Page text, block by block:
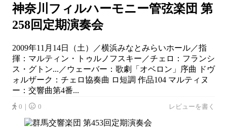
神奈川フィルハーモニー管弦楽団 第
258回定期演奏会
2009年11月14日（土）／横浜みなとみらいホール／指
揮：マルティン・トゥルノフスキー／チェロ：フランシ
ス・グトン...／ウェーバー：歌劇「オベロン」序曲 ドヴ
ォルザーク：チェロ協奏曲 ロ短調 作品104 マルティヌ
ー：交響曲第4番...
0｜ 0 レビューを書く